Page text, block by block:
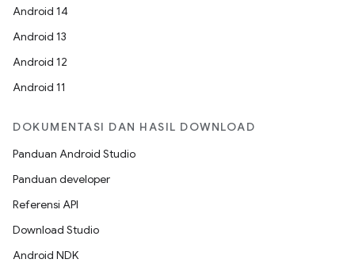
Android 14
Android 13
Android 12
Android 11
DOKUMENTASI DAN HASIL DOWNLOAD
Panduan Android Studio
Panduan developer
Referensi API
Download Studio
Android NDK